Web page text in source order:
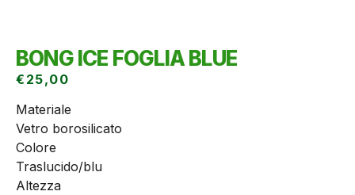
BONG ICE FOGLIA BLUE
€ 25,00
Materiale
Vetro borosilicato
Colore
Traslucido/blu
Altezza